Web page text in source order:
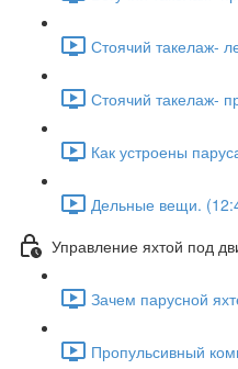
Стоячий такелаж-
Стоячий такелаж-
Как устроены
Дельные вещи.
Управление яхтой под
Зачем парусной
Пропульсивный